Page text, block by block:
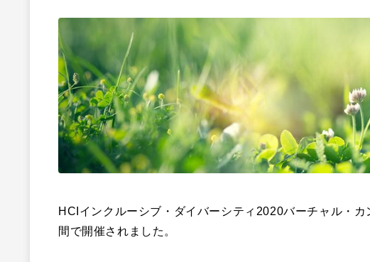
HCI インクルーシブ・ダイバーシティ 2020バーチャル・カ
間で開催されました。